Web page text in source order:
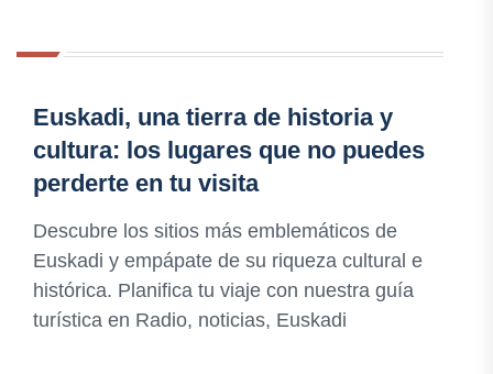
Euskadi, una tierra de historia y
cultura: los lugares que no puedes
perderte en tu visita
Descubre los sitios más emblemáticos de
Euskadi y empápate de su riqueza cultural e
histórica. Planifica tu viaje con nuestra guía
turística en Radio, noticias, Euskadi